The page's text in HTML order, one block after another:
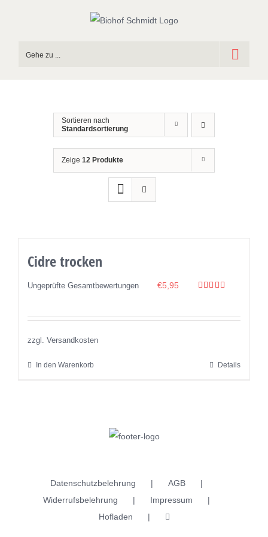
Gehe zu ...
Sortieren nach
Standardsortierung
Zeige 12 Produkte
Cidre trocken
von 5
Ungeprüfte Gesamtbewertungen €5,95
zzgl. Versandkosten
In den Warenkorb Details
Datenschutzbelehrung
AGB
Widerrufsbelehrung
Impressum
Hofladen